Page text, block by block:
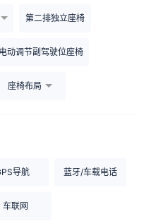
第二排独立座椅
动调节副驾驶位座椅
座椅布局
导航 蓝牙/车载电话
车联网